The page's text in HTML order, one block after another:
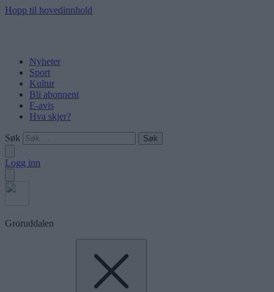
Hopp til hovedinnhold
Nyheter
Sport
Kultur
Bli abonnent
E-avis
Hva skjer?
Søk
Logg inn
Groruddalen